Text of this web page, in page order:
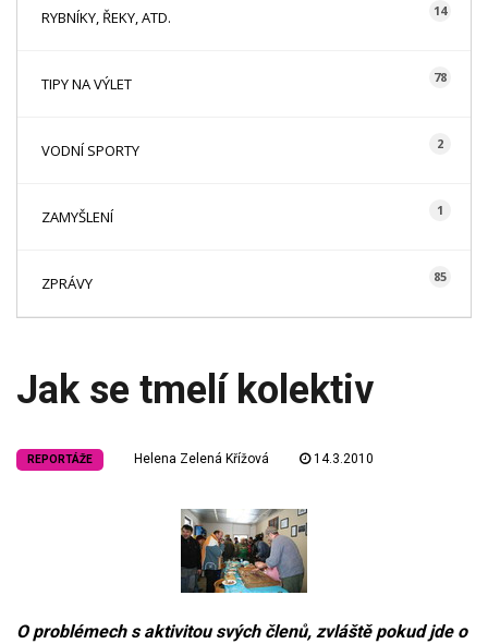
RYBNÍKY, ŘEKY, ATD. 14
TIPY NA VÝLET 78
VODNÍ SPORTY 2
ZAMYŠLENÍ 1
ZPRÁVY 85
Jak se tmelí kolektiv
REPORTÁŽE Helena Zelená Křížová 14.3.2010
O problémech s aktivitou svých členů, zvláště pokud jde o